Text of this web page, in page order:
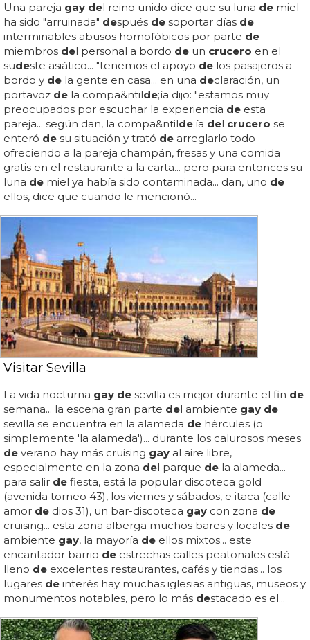
Una pareja gay del reino unido dice que su luna de miel
ha sido "arruinada" después de soportar días de
interminables abusos homofóbicos por parte de
miembros del personal a bordo de un crucero en el
sudeste asiático... "tenemos el apoyo de los pasajeros a
bordo y de la gente en casa... en una declaración, un
portavoz de la compa&ntilde;ía dijo: "estamos muy
preocupados por escuchar la experiencia de esta
pareja... según dan, la compa&ntilde;ía del crucero se
enteró de su situación y trató de arreglarlo todo
ofreciendo a la pareja champán, fresas y una comida
gratis en el restaurante a la carta... pero para entonces su
luna de miel ya había sido contaminada... dan, uno de
ellos, dice que cuando le mencionó...
Visitar Sevilla
La vida nocturna gay de sevilla es mejor durante el fin de
semana... la escena gran parte del ambiente gay de
sevilla se encuentra en la alameda de hércules (o
simplemente 'la alameda')... durante los calurosos meses
de verano hay más cruising gay al aire libre,
especialmente en la zona del parque de la alameda...
para salir de fiesta, está la popular discoteca gold
(avenida torneo 43), los viernes y sábados, e itaca (calle
amor de dios 31), un bar-discoteca gay con zona de
cruising... esta zona alberga muchos bares y locales de
ambiente gay, la mayoría de ellos mixtos... este
encantador barrio de estrechas calles peatonales está
lleno de excelentes restaurantes, cafés y tiendas... los
lugares de interés hay muchas iglesias antiguas, museos y
monumentos notables, pero lo más destacado es el...